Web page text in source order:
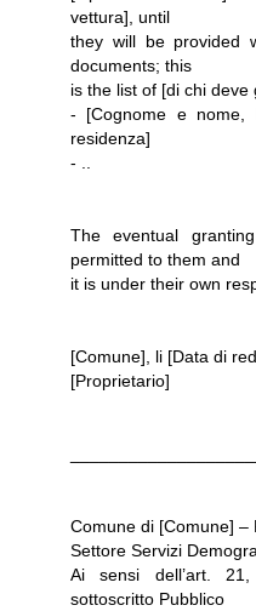
vettura], until
they will be provided
documents; this
is the list of [di chi deve
- [Cognome e
residenza]
- ..
The eventual
permitted to them and
it is under their own
[Comune], li [Data di
[Proprietario]
Comune di [Comune] –
Settore Servizi
Ai sensi dell’art.
sottoscritto Pubblico